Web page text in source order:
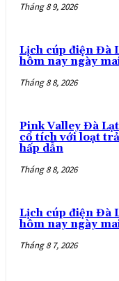
Tháng 8 9, 2026
Lịch cúp điện Đà
hôm nay ngày
Tháng 8 8, 2026
Pink Valley Đà
cổ tích với loạt
hấp dẫn
Tháng 8 8, 2026
Lịch cúp điện Đà
hôm nay ngày
Tháng 8 7, 2026